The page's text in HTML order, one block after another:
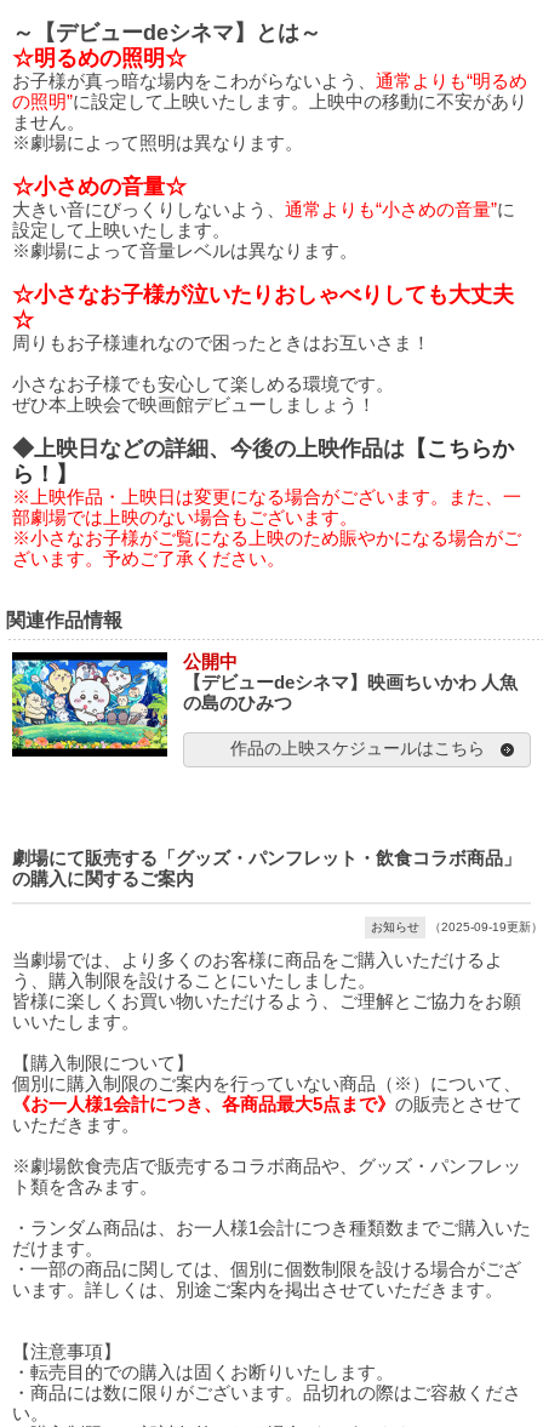
～【デビューdeシネマ】とは～
☆明るめの照明☆
お子様が真っ暗な場内をこわがらないよう、 通常よりも“明るめ
の照明”に設定して上映いたします。上映中の移動に不安があり
ません。
※劇場によって照明は異なります。
☆小さめの音量☆
大きい音にびっくりしないよう、 通常よりも“小さめの音量”に
設定して上映いたします。
※劇場によって音量レベルは異なります。
☆小さなお子様が泣いたりおしゃべりしても大丈夫
☆
周りもお子様連れなので困ったときはお互いさま！
小さなお子様でも安心して楽しめる環境です。
ぜひ本上映会で映画館デビューしましょう！
◆上映日などの詳細、今後の上映作品は 【こちらか
ら！】
※上映作品・上映日は変更になる場合がございます。また、一
部劇場では上映のない場合もございます。
※小さなお子様がご覧になる上映のため賑やかになる場合がご
ざいます。予めご了承ください。
関連作品情報
公開中
【デビューdeシネマ】映画ちいかわ 人魚
の島のひみつ
作品の上映スケジュールはこちら
劇場にて販売する「グッズ・パンフレット・飲食コラボ商品」
の購入に関するご案内
お知らせ （2025-09-19更新）
当劇場では、より多くのお客様に商品をご購入いただけるよ
う、購入制限を設けることにいたしました。
皆様に楽しくお買い物いただけるよう、ご理解とご協力をお願
いいたします。
【購入制限について】
個別に購入制限のご案内を行っていない商品（※）について、
《お一人様1会計につき、各商品最大5点まで》 の販売とさせて
いただきます。
※劇場飲食売店で販売するコラボ商品や、グッズ・パンフレッ
ト類を含みます。
・ランダム商品は、お一人様1会計につき種類数までご購入いた
だけます。
・一部の商品に関しては、個別に個数制限を設ける場合がござ
います。詳しくは、別途ご案内を掲出させていただきます。
【注意事項】
・転売目的での購入は固くお断りいたします。
・商品には数に限りがございます。品切れの際はご容赦くださ
い。